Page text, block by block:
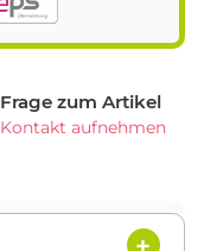
Frage zum Artikel
Kontakt aufnehmen